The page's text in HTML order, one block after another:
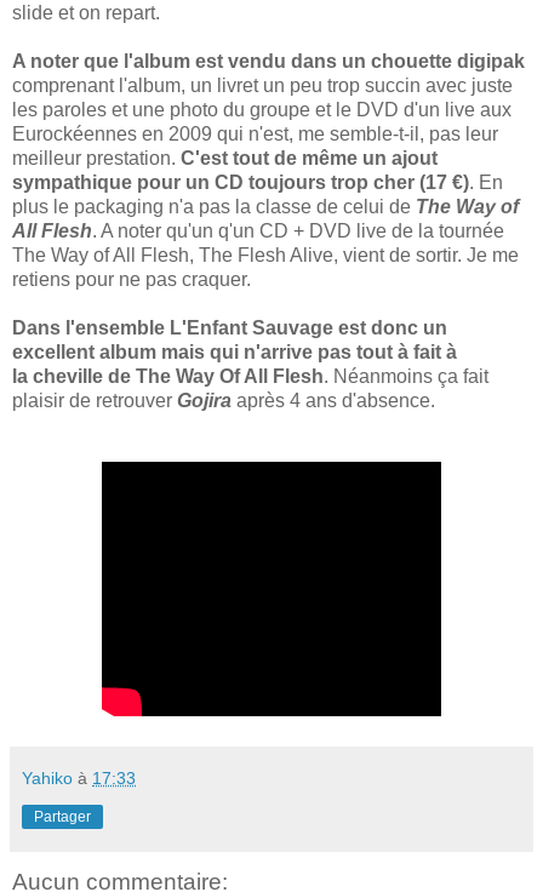
slide et on repart.
A noter que l'album est vendu dans un chouette digipak
comprenant l'album, un livret un peu trop succin avec juste
les paroles et une photo du groupe et le DVD d'un live aux
Eurockéennes en 2009 qui n'est, me semble-t-il, pas leur
meilleur prestation. C'est tout de même un ajout
sympathique pour un CD toujours trop cher (17 €). En
plus le packaging n'a pas la classe de celui de The Way of
All Flesh. A noter qu'un q'un CD + DVD live de la tournée
The Way of All Flesh, The Flesh Alive, vient de sortir. Je me
retiens pour ne pas craquer.
Dans l'ensemble L'Enfant Sauvage est donc un
excellent album mais qui n'arrive pas tout à fait à
la cheville de The Way Of All Flesh. Néanmoins ça fait
plaisir de retrouver Gojira après 4 ans d'absence.
Yahiko à 17:33
Partager
Aucun commentaire: